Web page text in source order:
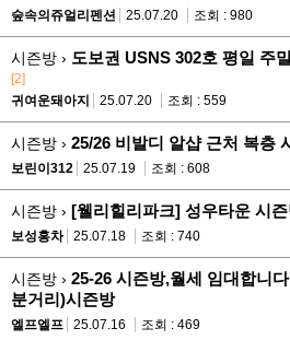
숲속의쥬얼리펜션 25.07.20 조회 : 980
시즌방 › 도보권 USNS 302호 평일 주
[2]
귀여운돼아지
25.07.20 조회 : 559
시즌방 › 25/26 비발디 알샵 근처 복층
보린이312 25.07.19 조회 : 608
시즌방 › [웰리힐리파크] 성우타운 시
보성홍차
25.07.18 조회 : 740
시즌방 › 25-26 시즌방,월세 임대합니
분거리)시즌방
엘프엘프 25.07.16 조회 : 469